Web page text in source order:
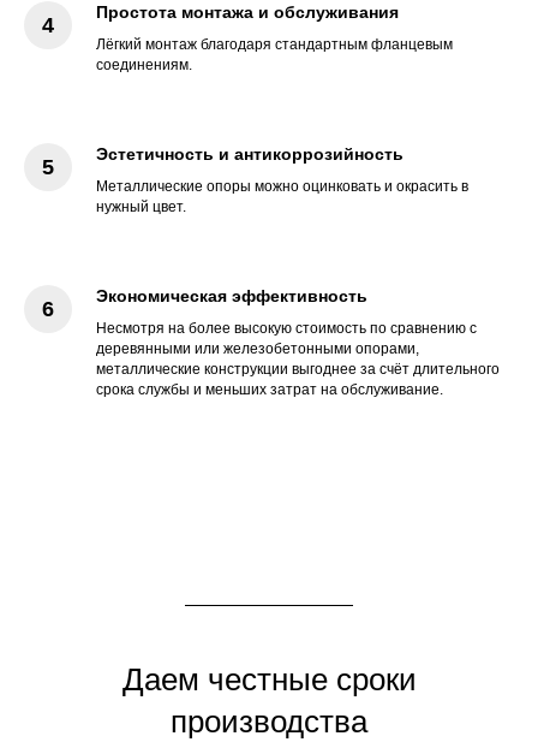
Простота монтажа и обслуживания
Лёгкий монтаж благодаря стандартным фланцевым
соединениям.
Эстетичность и антикоррозийность
Металлические опоры можно оцинковать и окрасить в
нужный цвет.
Экономическая эффективность
Несмотря на более высокую стоимость по сравнению с
деревянными или железобетонными опорами,
металлические конструкции выгоднее за счёт длительного
срока службы и меньших затрат на обслуживание.
Даем честные сроки
производства